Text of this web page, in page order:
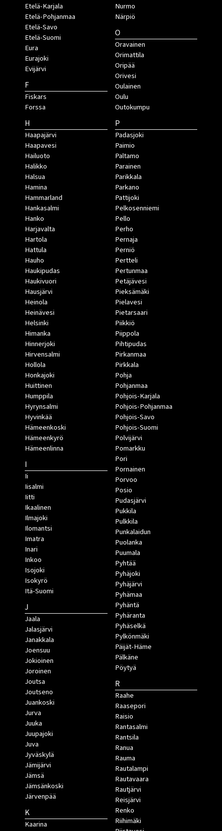
Etelä-Karjala
Etelä-Pohjanmaa
Etelä-Savo
Etelä-Suomi
Eura
Eurajoki
Evijärvi
F
Fiskars
Forssa
H
Haapajärvi
Haapavesi
Hailuoto
Halikko
Halsua
Hamina
Hammarland
Hankasalmi
Hanko
Harjavalta
Hartola
Hattula
Hauho
Haukipudas
Haukivuori
Hausjärvi
Heinola
Heinävesi
Helsinki
Himanka
Hinnerjoki
Hirvensalmi
Hollola
Honkajoki
Huittinen
Humppila
Hyrynsalmi
Hyvinkää
Hämeenkoski
Hämeenkyrö
Hämeenlinna
I
Ii
Iisalmi
Iitti
Ikaalinen
Ilmajoki
Ilomantsi
Imatra
Inari
Inkoo
Isojoki
Isokyrö
Itä-Suomi
J
Jaala
Jalasjärvi
Janakkala
Joensuu
Jokioinen
Joroinen
Joutsa
Joutseno
Juankoski
Jurva
Juuka
Juupajoki
Juva
Jyväskylä
Jämijärvi
Jämsä
Jämsänkoski
Järvenpää
K
Kaarina
Nurmo
Närpiö
O
Oravainen
Orimattila
Oripää
Orivesi
Oulainen
Oulu
Outokumpu
P
Padasjoki
Paimio
Paltamo
Parainen
Parikkala
Parkano
Pattijoki
Pelkosenniemi
Pello
Perho
Pernaja
Perniö
Pertteli
Pertunmaa
Petäjävesi
Pieksämäki
Pielavesi
Pietarsaari
Piikkiö
Piippola
Pihtipudas
Pirkanmaa
Pirkkala
Pohja
Pohjanmaa
Pohjois-Karjala
Pohjois-Pohjanmaa
Pohjois-Savo
Pohjois-Suomi
Polvijärvi
Pomarkku
Pori
Pornainen
Porvoo
Posio
Pudasjärvi
Pukkila
Pulkkila
Punkalaidun
Puolanka
Puumala
Pyhtää
Pyhäjoki
Pyhäjärvi
Pyhämaa
Pyhäntä
Pyhäranta
Pyhäselkä
Pylkönmäki
Päijät-Häme
Pälkäne
Pöytyä
R
Raahe
Raasepori
Raisio
Rantasalmi
Rantsila
Ranua
Rauma
Rautalampi
Rautavaara
Rautjärvi
Reisjärvi
Renko
Riihimäki